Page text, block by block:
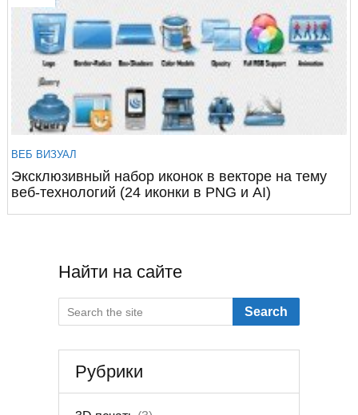
ВЕБ ВИЗУАЛ
Эксклюзивный набор иконок в векторе на тему
веб-технологий (24 иконки в PNG и AI)
Найти на сайте
Search
Рубрики